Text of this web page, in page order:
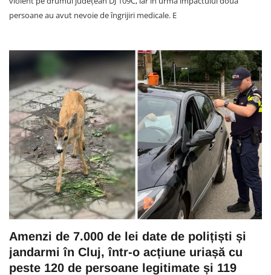
persoane au avut nevoie de îngrijiri medicale. E
Amenzi de 7.000 de lei date de polițiști și
jandarmi în Cluj, într-o acțiune uriașă cu
peste 120 de persoane legitimate și 119